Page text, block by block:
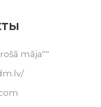
māja""